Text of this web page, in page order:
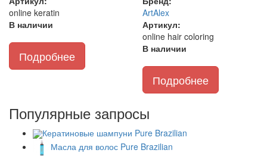
online keratin
В наличии
Подробнее
ArtAlex
Артикул:
online hair coloring
В наличии
Подробнее
Популярные запросы
Кератиновые шампуни Pure Brazilian
Масла для волос Pure Brazilian